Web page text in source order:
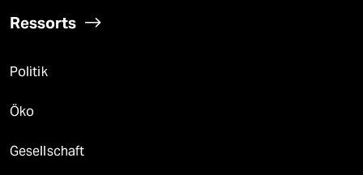
Ressorts
Politik
Öko
Gesellschaft